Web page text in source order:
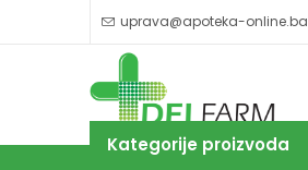
uprava@apoteka-online.ba
Kategorije proizvoda